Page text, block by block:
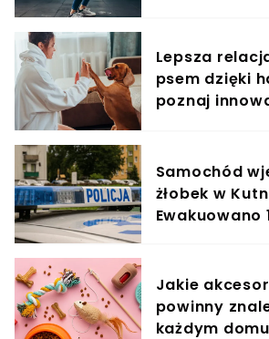
Lepsza
psem dzięki
poznaj
Samochód
żłobek w
Ewakuowano
Jakie
powinny
każdym